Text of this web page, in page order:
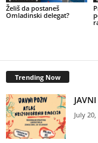
Želiš da postaneš
Omladinski delegat?
Trending Now
July